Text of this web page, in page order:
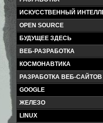
ИСКУССТВЕННЫЙ
OPEN SOURCE
БУДУЩЕЕ ЗДЕСЬ
ВЕБ-РАЗРАБОТКА
КОСМОНАВТИКА
РАЗРАБОТКА ВЕБ-САЙТОВ
GOOGLE
ЖЕЛЕЗО
LINUX